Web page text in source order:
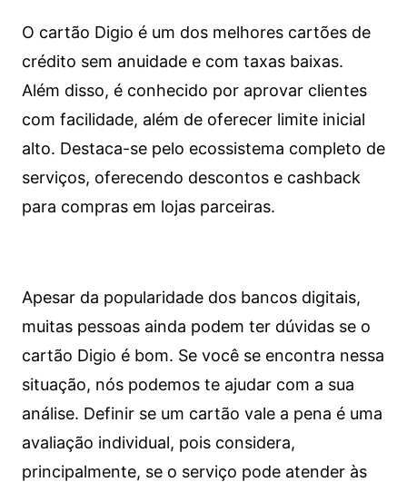
O cartão Digio é um dos melhores cartões de
crédito sem anuidade e com taxas baixas.
Além disso, é conhecido por aprovar clientes
com facilidade, além de oferecer limite inicial
alto. Destaca-se pelo ecossistema completo de
serviços, oferecendo descontos e cashback
para compras em lojas parceiras.
Apesar da popularidade dos bancos digitais,
muitas pessoas ainda podem ter dúvidas se o
cartão Digio é bom. Se você se encontra nessa
situação, nós podemos te ajudar com a sua
análise. Definir se um cartão vale a pena é uma
avaliação individual, pois considera,
principalmente, se o serviço pode atender às